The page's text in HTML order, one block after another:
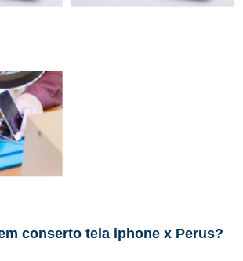
conserto tela iphone x Perus?